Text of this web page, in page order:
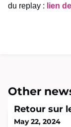
du replay : lien
Other
Retour sur
May 22, 2024